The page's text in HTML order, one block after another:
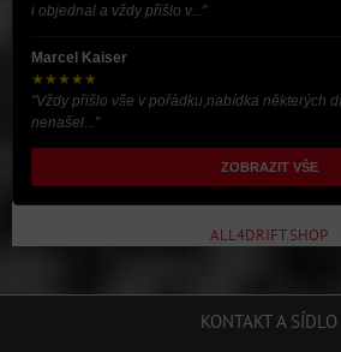
i objednal a vždy přišlo v..."
Marcel Kaiser
★★★★★
"Vždy přišlo vše v pořádku,nabídka některých
nenašel..."
ZOBRAZIT VŠE
ALL4DRIFT.SHOP
KONTAKT A SÍDLO